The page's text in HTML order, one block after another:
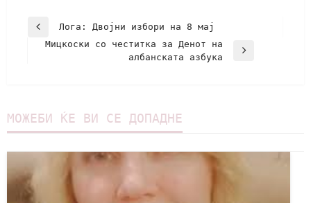
Лога: Двојни избори на 8 мај
Mицкоски со честитка за Денот на
албанската азбука
МОЖЕБИ ЌЕ ВИ СЕ ДОПАДНЕ